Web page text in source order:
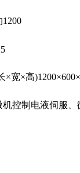
1200
×宽×高
机控制电液伺服